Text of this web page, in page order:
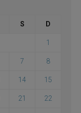
S D
1
7 8
14 15
21 22